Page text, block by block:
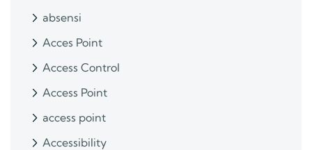
absensi
Acces Point
Access Control
Access Point
access point
Accessibility